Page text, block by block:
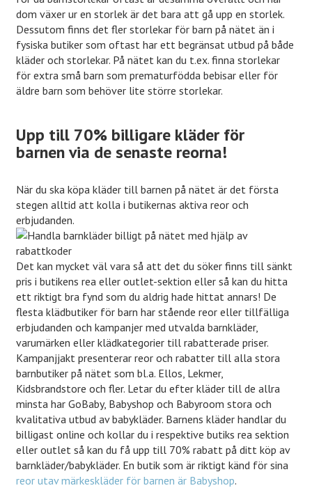
dom växer ur en storlek är det bara att gå upp en storlek.
Dessutom finns det fler storlekar för barn på nätet än i
fysiska butiker som oftast har ett begränsat utbud på både
kläder och storlekar. På nätet kan du t.ex. finna storlekar
för extra små barn som prematurfödda bebisar eller för
äldre barn som behöver lite större storlekar.
Upp till 70% billigare kläder för
barnen via de senaste reorna!
När du ska köpa kläder till barnen på nätet är det första
stegen alltid att kolla i butikernas aktiva reor och
erbjudanden.
Det kan mycket väl vara så att det du söker finns till sänkt
pris i butikens rea eller outlet-sektion eller så kan du hitta
ett riktigt bra fynd som du aldrig hade hittat annars! De
flesta klädbutiker för barn har stående reor eller tillfälliga
erbjudanden och kampanjer med utvalda barnkläder,
varumärken eller klädkategorier till rabatterade priser.
Kampanjjakt presenterar reor och rabatter till alla stora
barnbutiker på nätet som bl.a. Ellos, Lekmer,
Kidsbrandstore och fler. Letar du efter kläder till de allra
minsta har GoBaby, Babyshop och Babyroom stora och
kvalitativa utbud av babykläder. Barnens kläder handlar du
billigast online och kollar du i respektive butiks rea sektion
eller outlet så kan du få upp till 70% rabatt på ditt köp av
barnkläder/babykläder. En butik som är riktigt känd för sina
reor utav märkeskläder för barnen är Babyshop.